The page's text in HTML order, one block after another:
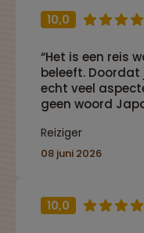
10,0
“Het is een reis
beleeft. Doordat
echt veel
geen woord
Reiziger
08 juni 2026
10,0